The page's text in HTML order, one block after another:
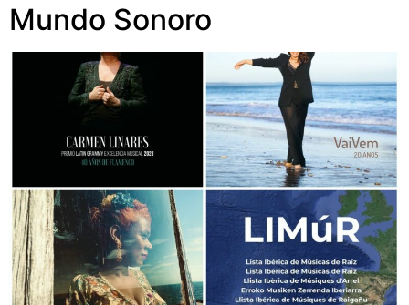
Mundo Sonoro